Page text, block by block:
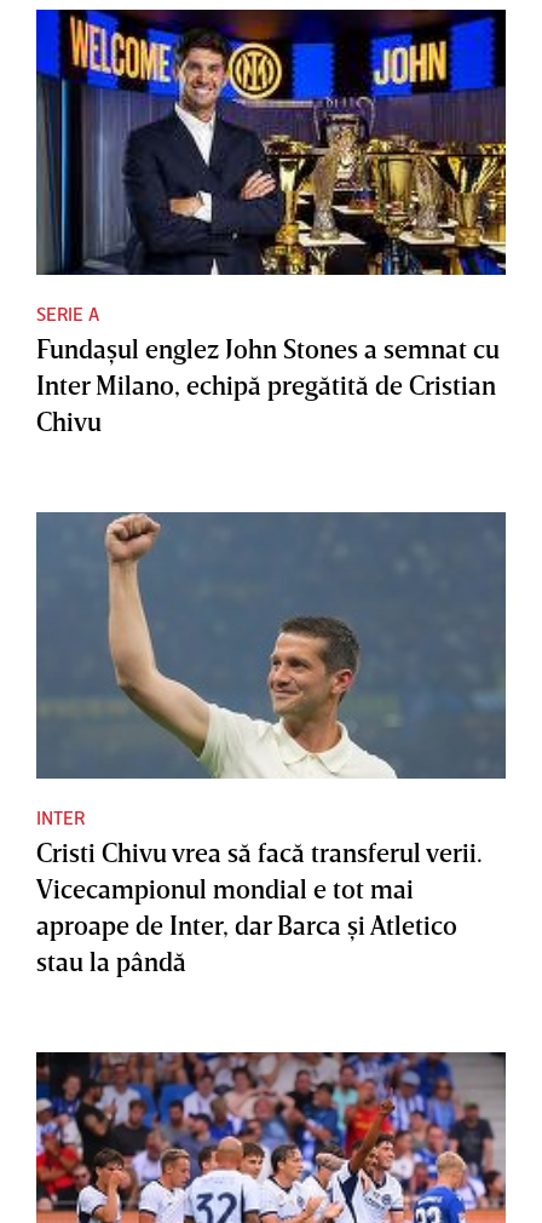
SERIE A
Fundaşul englez John Stones a semnat cu
Inter Milano, echipă pregătită de Cristian
Chivu
INTER
Cristi Chivu vrea să facă transferul verii.
Vicecampionul mondial e tot mai
aproape de Inter, dar Barca şi Atletico
stau la pândă